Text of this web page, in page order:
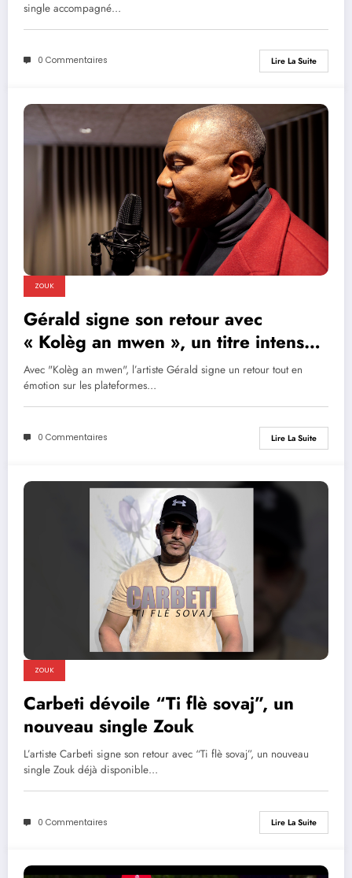
single accompagné…
0 Commentaires Lire La Suite
ZOUK
Gérald signe son retour avec
« Kolèg an mwen », un titre intense
et sincère
Avec "Kolèg an mwen", l’artiste Gérald signe un retour tout en
émotion sur les plateformes…
0 Commentaires Lire La Suite
ZOUK
Carbeti dévoile “Ti flè sovaj”, un
nouveau single Zouk
L’artiste Carbeti signe son retour avec “Ti flè sovaj”, un nouveau
single Zouk déjà disponible…
0 Commentaires Lire La Suite